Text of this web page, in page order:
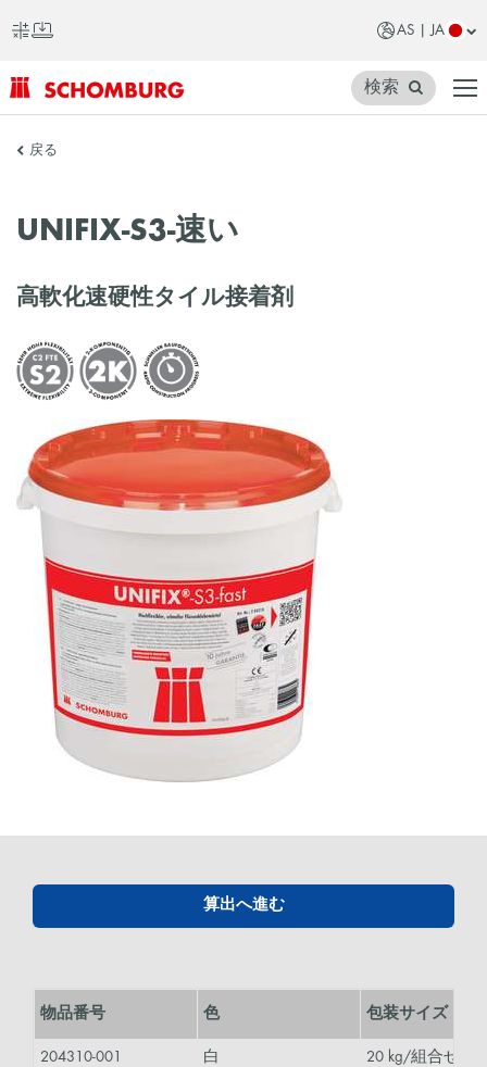
AS | JA
SCHOMBURG
ジ
検索
戻る
UNIFIX-S3-速い
高軟化速硬性タイル接着剤
算出へ進む
物品番号 色 包装サイズ
204310-001 白 20 kg/組合せ包